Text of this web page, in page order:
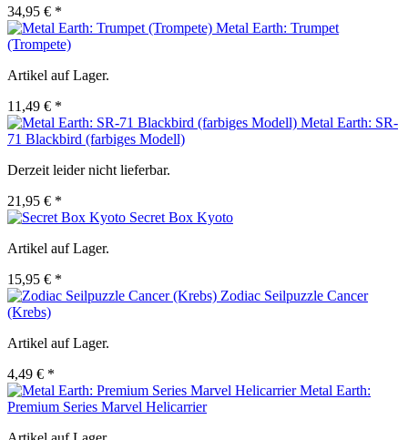
34,95 € *
Metal Earth: Trumpet
(Trompete)
Artikel auf Lager.
11,49 € *
Metal Earth: SR-
71 Blackbird (farbiges Modell)
Derzeit leider nicht lieferbar.
21,95 € *
Secret Box Kyoto
Artikel auf Lager.
15,95 € *
Zodiac Seilpuzzle Cancer
(Krebs)
Artikel auf Lager.
4,49 € *
Metal Earth:
Premium Series Marvel Helicarrier